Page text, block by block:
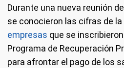
Durante una nueva reunión del
se conocieron las cifras de
empresas que se
Programa de Recuperación
para afrontar el pago de los